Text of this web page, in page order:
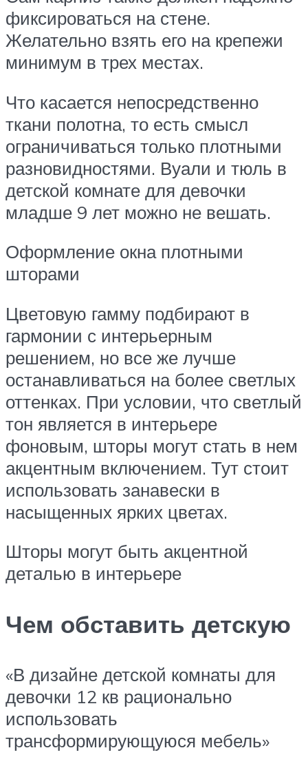
фиксироваться на стене.
Желательно взять его на крепежи
минимум в трех местах.
Что касается непосредственно
ткани полотна, то есть смысл
ограничиваться только плотными
разновидностями. Вуали и тюль в
детской комнате для девочки
младше 9 лет можно не вешать.
Оформление окна плотными
шторами
Цветовую гамму подбирают в
гармонии с интерьерным
решением, но все же лучше
останавливаться на более светлых
оттенках. При условии, что светлый
тон является в интерьере
фоновым, шторы могут стать в нем
акцентным включением. Тут стоит
использовать занавески в
насыщенных ярких цветах.
Шторы могут быть акцентной
деталью в интерьере
Чем обставить детскую
«В дизайне детской комнаты для
девочки 12 кв рационально
использовать
трансформирующуюся мебель»